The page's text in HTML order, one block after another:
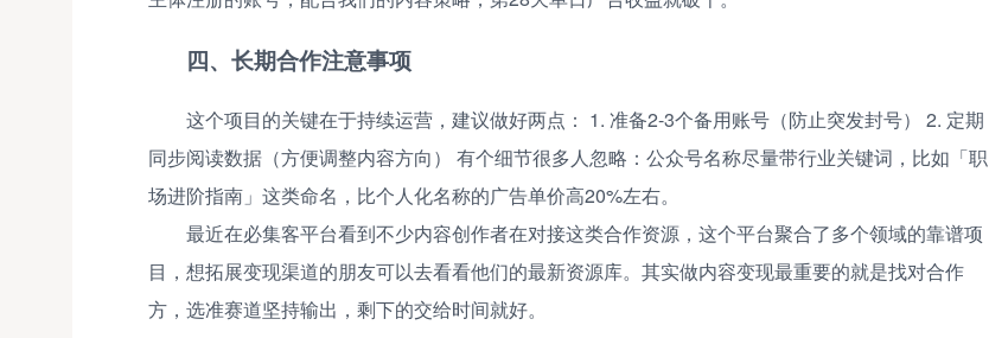
四、长期合作注意事项
这个项目的关键在于持续运营，建议做好两点： 1. 准备2-3个备用账号（防止突发封号） 2. 定期
同步阅读数据（方便调整内容方向） 有个细节很多人忽略：公众号名称尽量带行业关键词，比如「职
场进阶指南」这类命名，比个人化名称的广告单价高20%左右。
最近在必集客平台看到不少内容创作者在对接这类合作资源，这个平台聚合了多个领域的靠谱项
目，想拓展变现渠道的朋友可以去看看他们的最新资源库。其实做内容变现最重要的就是找对合作
方，选准赛道坚持输出，剩下的交给时间就好。